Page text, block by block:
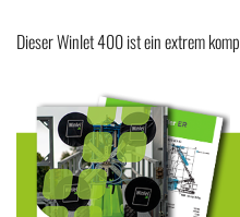
Dieser Winlet 400 ist ein extrem